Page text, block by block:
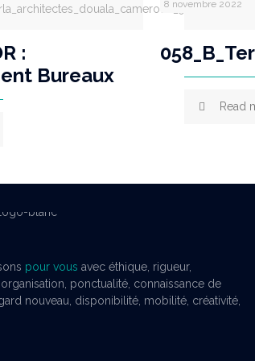
:
Bureaux
8 novembre 2022
Read
pour vous avec éthique, rigueur,
ponctualité, connaissance de
nouveau, disponibilité, mobilité, créativité,